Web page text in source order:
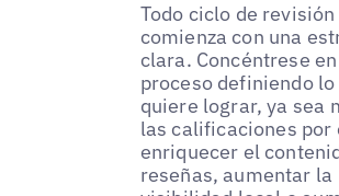
Todo ciclo de
comienza con una
clara. Concéntrese
proceso definiendo lo
quiere lograr, ya sea
las calificaciones por
enriquecer el
reseñas, aumentar la